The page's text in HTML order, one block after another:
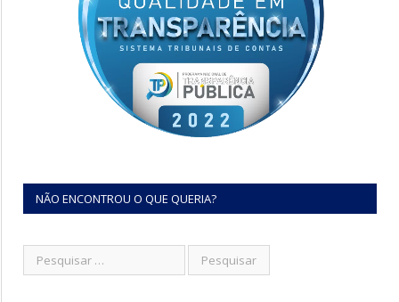
NÃO ENCONTROU O QUE QUERIA?